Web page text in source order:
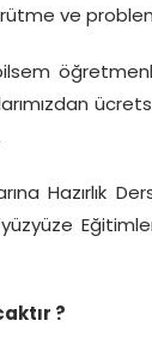
ve
Hazırlık
yüzyüze
?